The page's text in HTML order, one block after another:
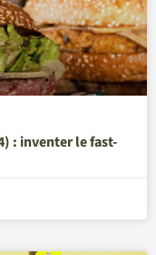
: inventer le fast-